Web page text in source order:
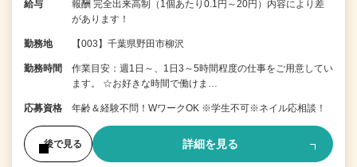
給与
報酬 完全出来高制（1個あたり0.1円～20円）内容により差
があります！
勤務地 【003】千葉県野田市柳沢
勤務時間
作業目安：週1日～、1日3～5時間程度の仕事をご用意してい
ます。 ☆お好きな時間で働けま…
応募資格 年齢＆経験不問！WワークOK ※学生不可※ネイル応相談！
後で見る 詳細を見る